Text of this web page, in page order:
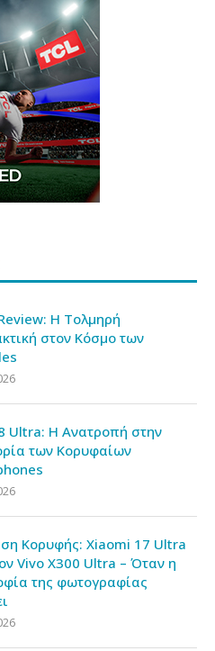
Η Τολμηρή
στον Κόσμο των
Ultra: Η Ανατροπή στην
των Κορυφαίων
Κορυφής: Xiaomi 17 Ultra
Vivo X300 Ultra – Όταν η
της φωτογραφίας